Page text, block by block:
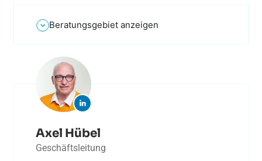
Beratungsgebiet anzeigen
Axel Hübel
Geschäftsleitung